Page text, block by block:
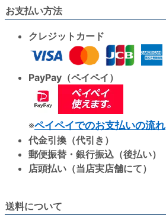
お支払い方法
クレジットカード
PayPay（ペイペイ）
※ペイペイでのお支払いの流れ
代金引換（代引き）
郵便振替・銀行振込（後払い）
店頭払い（当店実店舗にて）
送料について